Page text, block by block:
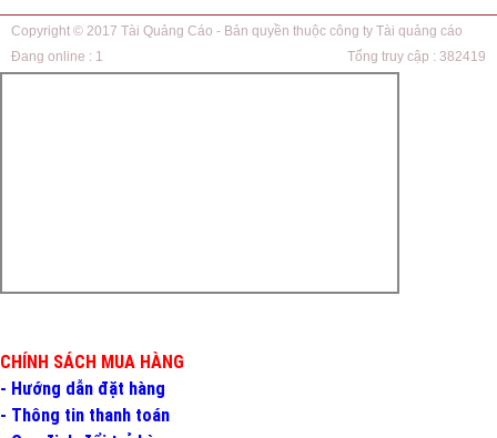
Copyright © 2017 Tài Quảng Cáo - Bản quyền thuộc công ty Tài quảng cáo
Tổng truy cập : 382419
Đang online : 1
CHÍNH SÁCH MUA HÀNG
- Hướng dẫn đặt hàng
- Thông tin thanh toán